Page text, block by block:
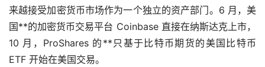
来越接受加密货币市场作为一个独立的资产部门。6 月，美
国**的加密货币交易平台 Coinbase 直接在纳斯达克上市，
10 月，ProShares 的**只基于比特币期货的美国比特币
ETF 开始在美国交易。